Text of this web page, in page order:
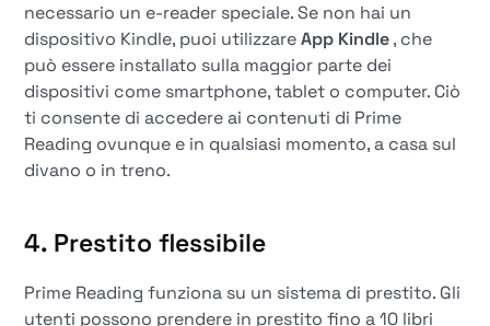
necessario un e-reader speciale. Se non hai un
dispositivo Kindle, puoi utilizzareApp Kindle, che
può essere installato sulla maggior parte dei
dispositivi come smartphone, tablet o computer. Ciò
ti consente di accedere ai contenuti di Prime
Reading ovunque e in qualsiasi momento, a casa sul
divano o in treno.
4. Prestito flessibile
Prime Reading funziona su un sistema di prestito. Gli
utenti possono prendere in prestito fino a 10 libri